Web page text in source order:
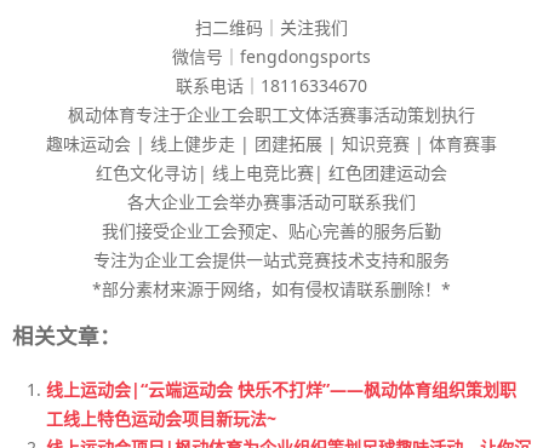
扫二维码｜关注我们
微信号｜fengdongsports
联系电话｜18116334670
枫动体育专注于企业工会职工文体活赛事活动策划执行
趣味运动会 | 线上健步走 | 团建拓展 | 知识竞赛 | 体育赛事
红色文化寻访| 线上电竞比赛| 红色团建运动会
各大企业工会举办赛事活动可联系我们
我们接受企业工会预定、贴心完善的服务后勤
专注为企业工会提供一站式竞赛技术支持和服务
*部分素材来源于网络，如有侵权请联系删除！*
相关文章：
线上运动会|“云端运动会 快乐不打烊”——枫动体育组织策划职
工线上特色运动会项目新玩法~